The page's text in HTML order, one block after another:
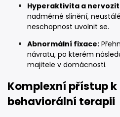
Hyperaktivita a
nadměrné slinění,
neschopnost uvolnit se.
Abnormální fixace:
návratu, po kterém
majitele v domácnosti.
Komplexní přístup k
behaviorální terapii